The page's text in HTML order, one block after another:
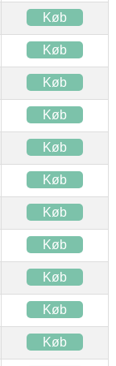
Køb
Køb
Køb
Køb
Køb
Køb
Køb
Køb
Køb
Køb
Køb